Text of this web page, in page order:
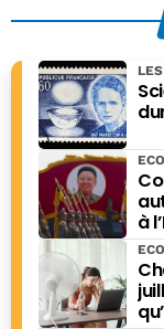
à
juillet n’ont